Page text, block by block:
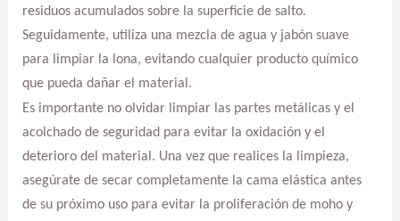
residuos acumulados sobre la superficie de salto.
Seguidamente, utiliza una mezcla de agua y jabón suave
para limpiar la lona, evitando cualquier producto químico
que pueda dañar el material.
Es importante no olvidar limpiar las partes metálicas y el
acolchado de seguridad para evitar la oxidación y el
deterioro del material. Una vez que realices la limpieza,
asegúrate de secar completamente la cama elástica antes
de su próximo uso para evitar la proliferación de moho y